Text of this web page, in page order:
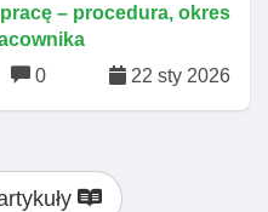
– procedura, okres
0 22 sty 2026